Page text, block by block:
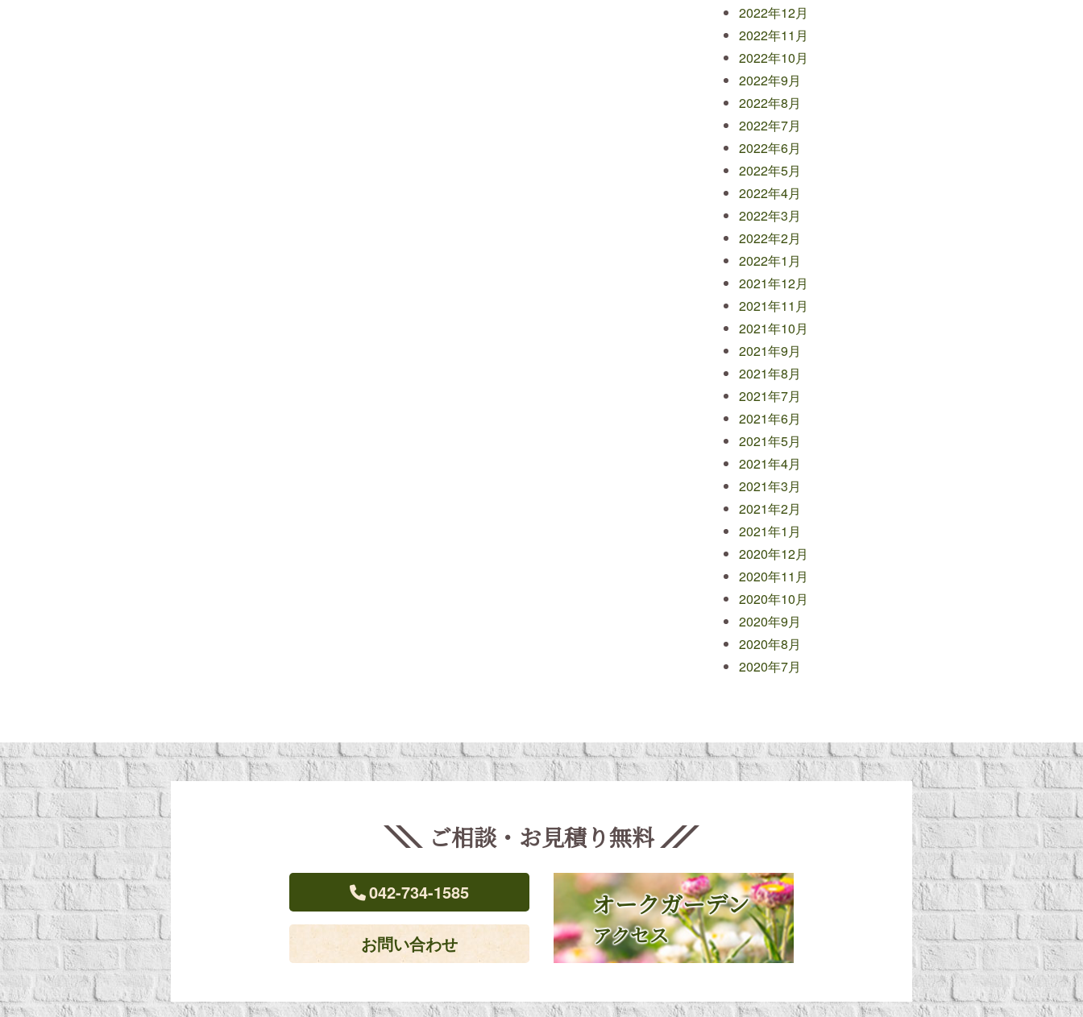
2022年12月
2022年11月
2022年10月
2022年9月
2022年8月
2022年7月
2022年6月
2022年5月
2022年4月
2022年3月
2022年2月
2022年1月
2021年12月
2021年11月
2021年10月
2021年9月
2021年8月
2021年7月
2021年6月
2021年5月
2021年4月
2021年3月
2021年2月
2021年1月
2020年12月
2020年11月
2020年10月
2020年9月
2020年8月
2020年7月
ご相談・お見積り無料
042-734-1585
お問い合わせ
オークガーデン
アクセス